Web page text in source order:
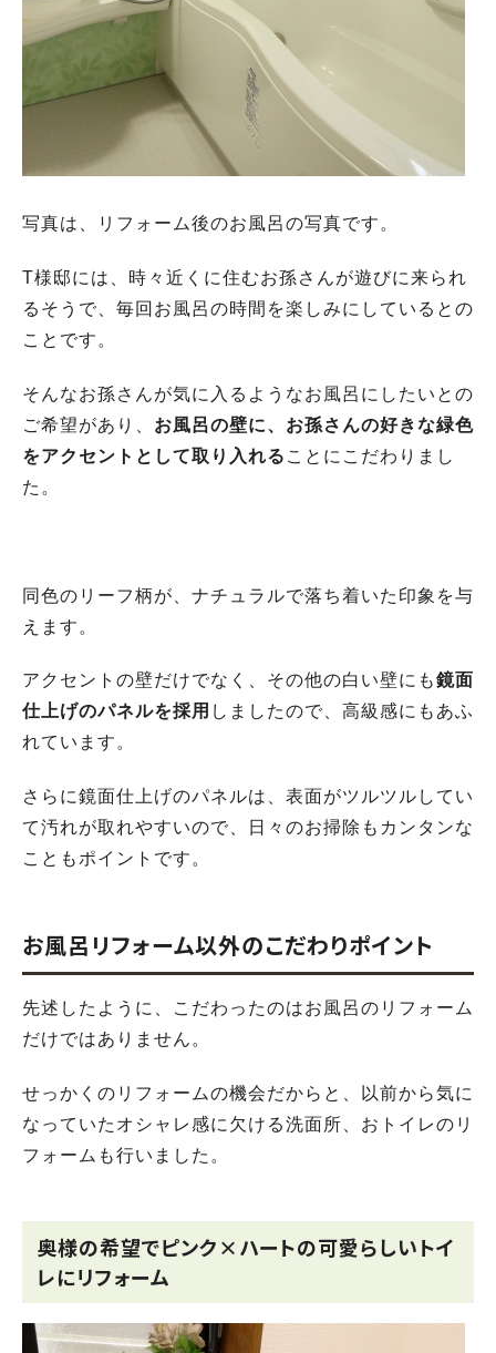
写真は、リフォーム後のお風呂の写真です。
T様邸には、時々近くに住むお孫さんが遊びに来られ
るそうで、毎回お風呂の時間を楽しみにしているとの
ことです。
そんなお孫さんが気に入るようなお風呂にしたいとの
ご希望があり、 お風呂の壁に、お孫さんの好きな緑色
をアクセントとして取り入れる ことにこだわりまし
た。
同色のリーフ柄が、ナチュラルで落ち着いた印象を与
えます。
アクセントの壁だけでなく、その他の白い壁にも鏡面
仕上げのパネルを採用 しましたので、高級感にもあふ
れています。
さらに鏡面仕上げのパネルは、表面がツルツルしてい
て汚れが取れやすいので、日々のお掃除もカンタンな
こともポイントです。
お風呂リフォーム以外のこだわりポイント
先述したように、こだわったのはお風呂のリフォーム
だけではありません。
せっかくのリフォームの機会だからと、以前から気に
なっていたオシャレ感に欠ける洗面所、おトイレのリ
フォームも行いました。
奥様の希望でピンク×ハートの可愛らしいトイ
レにリフォーム